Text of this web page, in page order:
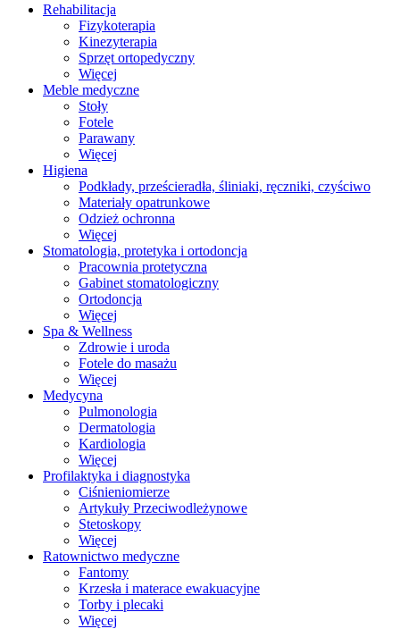
Rehabilitacja
Fizykoterapia
Kinezyterapia
Sprzęt ortopedyczny
Więcej
Meble medyczne
Stoły
Fotele
Parawany
Więcej
Higiena
Podkłady, prześcieradła, śliniaki, ręczniki, czyściwo
Materiały opatrunkowe
Odzież ochronna
Więcej
Stomatologia, protetyka i ortodoncja
Pracownia protetyczna
Gabinet stomatologiczny
Ortodoncja
Więcej
Spa & Wellness
Zdrowie i uroda
Fotele do masażu
Więcej
Medycyna
Pulmonologia
Dermatologia
Kardiologia
Więcej
Profilaktyka i diagnostyka
Ciśnieniomierze
Artykuły Przeciwodleżynowe
Stetoskopy
Więcej
Ratownictwo medyczne
Fantomy
Krzesła i materace ewakuacyjne
Torby i plecaki
Więcej